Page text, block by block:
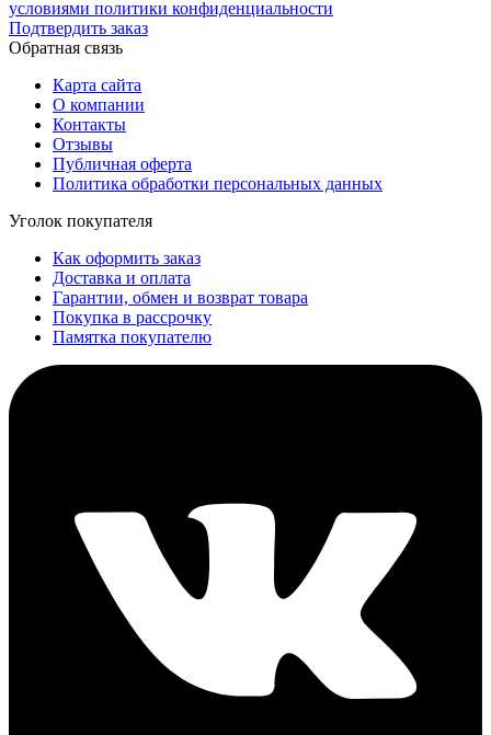
условиями политики конфиденциальности
Подтвердить заказ
Обратная связь
Карта сайта
О компании
Контакты
Отзывы
Публичная оферта
Политика обработки персональных данных
Уголок покупателя
Как оформить заказ
Доставка и оплата
Гарантии, обмен и возврат товара
Покупка в рассрочку
Памятка покупателю